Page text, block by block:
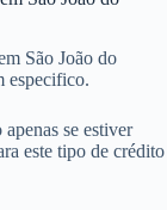
São João do
especifico.
se estiver
este tipo de crédito